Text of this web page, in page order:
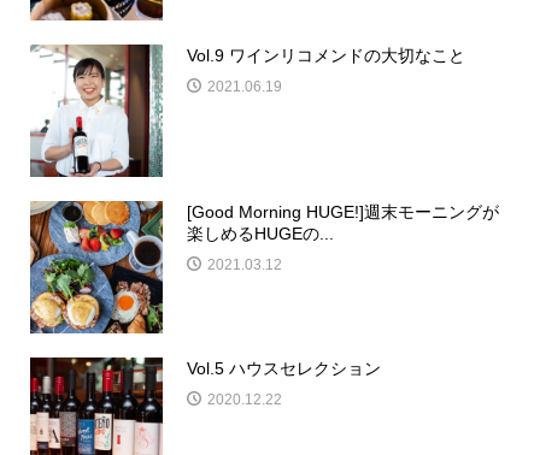
Vol.9 ワインリコメンドの大切なこと
2021.06.19
[Good Morning HUGE!]週末モーニングが
楽しめるHUGEの...
2021.03.12
Vol.5 ハウスセレクション
2020.12.22